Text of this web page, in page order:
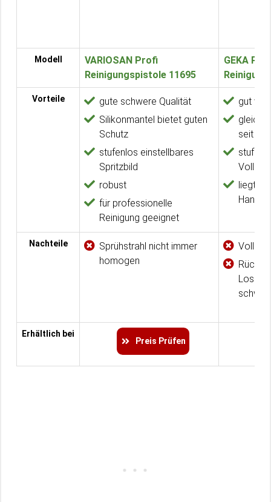
Modell
VARIOSAN Profi
Reinigungspistole 11695
GEKA
Vorteile
gute schwere Qualität
Silikonmantel bietet guten
Schutz
stufenlos einstellbares
Spritzbild
robust
für professionelle
Reinigung geeignet
gut
seit
liegt
Hand
Nachteile
Sprühstrahl nicht immer
homogen
Erhältlich bei
Preis Prüfen